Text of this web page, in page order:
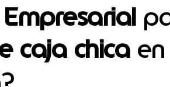
Empresarial
caja chicaen